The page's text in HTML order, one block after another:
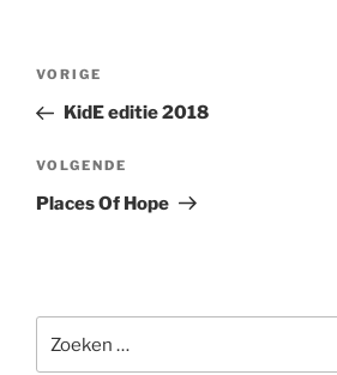
Vorig
bericht
VORIGE
KidE editie 2018
Volgend
bericht
VOLGENDE
Places Of Hope
naar: